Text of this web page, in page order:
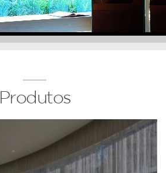
Produtos